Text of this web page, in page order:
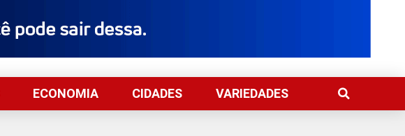
ECONOMIA CIDADES VARIEDADES